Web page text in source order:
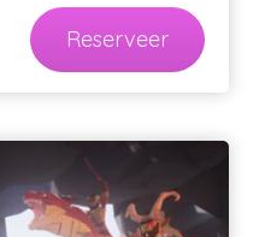
Reserveer